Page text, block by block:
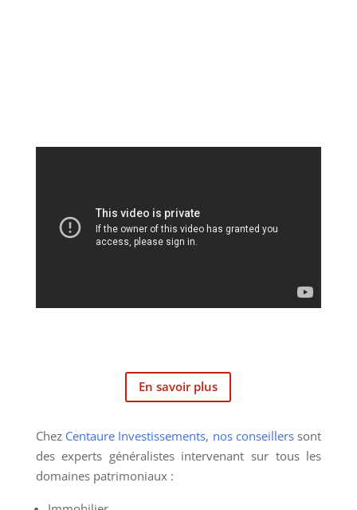
En savoir plus
Chez Centaure Investissements, nos conseillerssont
des experts généralistes intervenant sur tous les
domaines patrimoniaux :